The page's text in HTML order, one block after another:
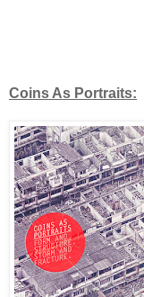
Coins As Portraits: